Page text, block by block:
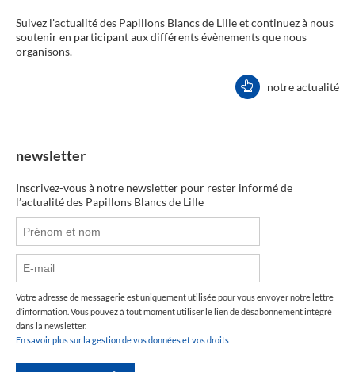
Suivez l'actualité des Papillons Blancs de Lille et continuez à nous
soutenir en participant aux différents évènements que nous
organisons.
notre actualité
newsletter
Inscrivez-vous à notre newsletter pour rester informé de
l’actualité des Papillons Blancs de Lille
Votre adresse de messagerie est uniquement utilisée pour vous envoyer notre lettre
d’information. Vous pouvez à tout moment utiliser le lien de désabonnement intégré
dans la newsletter.
En savoir plus sur la gestion de vos données et vos droits